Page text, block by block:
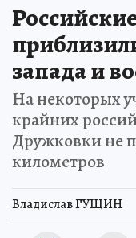
запада и
На некоторых
крайних
Дружковки не
километров
Владислав ГУЩИН